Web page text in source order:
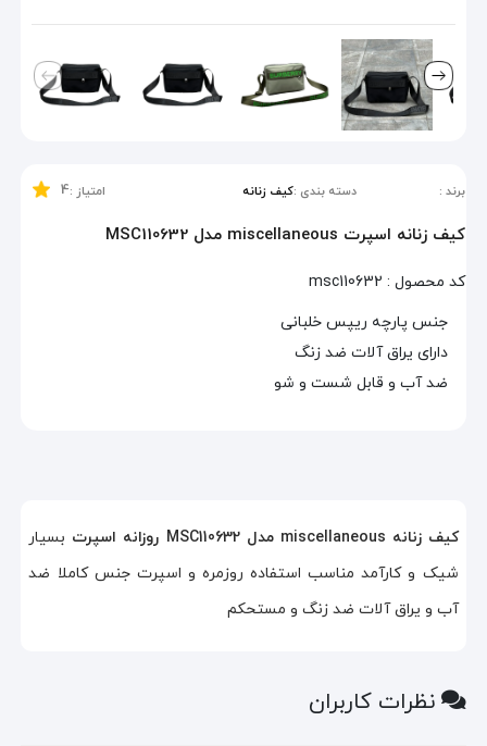
برند : دسته بندی :کیف زنانه امتیاز :4
کیف زنانه اسپرت miscellaneous مدل MSC110632
کد محصول : msc110632
جنس پارچه ریپس خلبانی
دارای یراق آلات ضد زنگ
ضد آب و قابل شست و شو
کیف زنانه miscellaneous مدل MSC110632 روزانه اسپرت
بسیار
شیک و کارآمد مناسب استفاده روزمره و اسپرت جنس کاملا ضد
آب و یراق آلات ضد زنگ و مستحکم
نظرات کاربران